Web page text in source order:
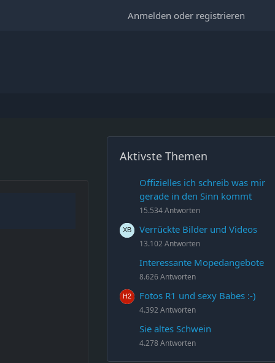
Anmelden oder registrieren
Aktivste Themen
Offizielles ich schreib was mir
gerade in den Sinn kommt
15.534 Antworten
Verrückte Bilder und Videos
13.102 Antworten
Interessante Mopedangebote
8.626 Antworten
Fotos R1 und sexy Babes :-)
4.392 Antworten
Sie altes Schwein
4.278 Antworten